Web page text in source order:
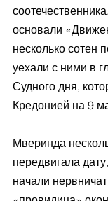
основали
несколько сотен
уехали с ними в
Судного дня,
Кредонией на 9
Мверинда
передвигала
начали